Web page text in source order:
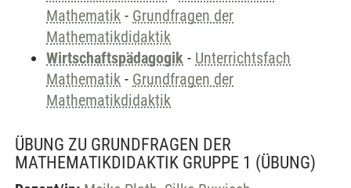
Mathematik - Grundfragen der
Mathematikdidaktik
Wirtschaftspädagogik - Unterrichtsfach
Mathematik - Grundfragen der
Mathematikdidaktik
ÜBUNG ZU GRUNDFRAGEN DER
MATHEMATIKDIDAKTIK GRUPPE 1 (ÜBUNG)